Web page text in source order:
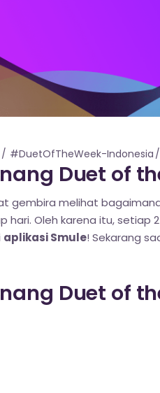
#DuetOfTheWeek-Indonesia
Duet of
gembira melihat
hari. Oleh karena itu, setiap
aplikasi Smule! Sekarang
Duet of